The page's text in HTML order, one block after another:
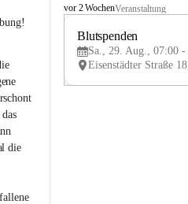
die
B
e
vor 2 WochenVeranstaltung
Blutspenden
Sa., 29. Aug., 07:00 -